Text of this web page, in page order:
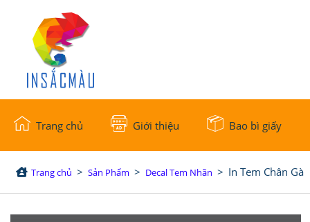
Trang chủ Giới thiệu Bao bì giấy
Trang chủ > Sản Phẩm > Decal Tem Nhãn > In Tem Chân Gà